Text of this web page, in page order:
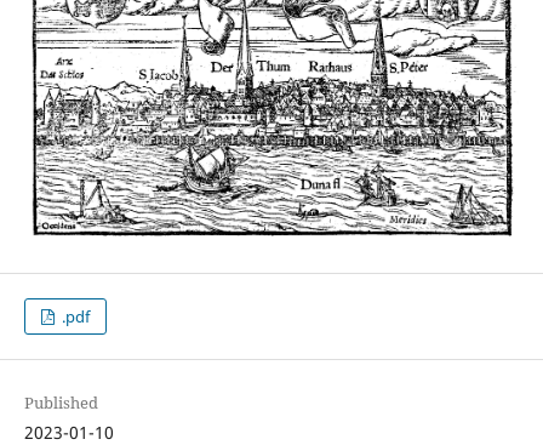
.pdf
Published
2023-01-10